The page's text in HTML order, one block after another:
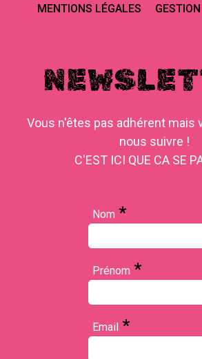
MENTIONS LÉGALES
Vous n'êtes pas adhérent mais
nous suivre !
C'EST ICI QUE CA SE
Nom *
Prénom *
Email *